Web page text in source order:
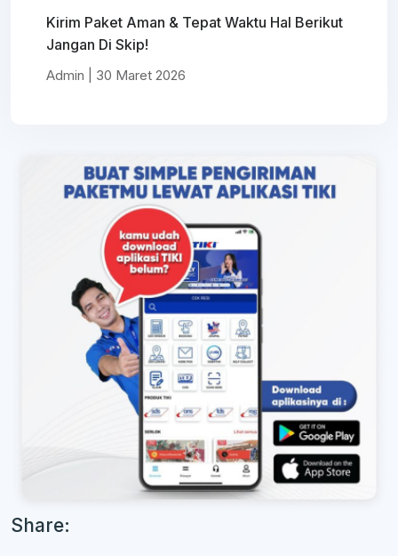
Kirim Paket Aman & Tepat Waktu Hal Berikut
Jangan Di Skip!
Admin | 30 Maret 2026
Share: